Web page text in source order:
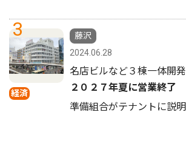
3
経済
藤沢
2024.06.28
名店ビルなど３棟一体開発
２０２７年夏に営業終了
準備組合がテナントに説明